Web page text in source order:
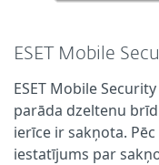
ESET Mobile
ESET Mobile
parāda dzeltenu
ierīce ir sakņota.
iestatījums par